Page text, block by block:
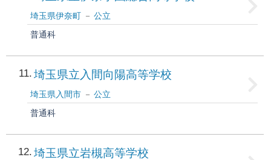
埼玉県伊奈町
公立
普通科
11 埼玉県立入間向陽高等学校
埼玉県入間市
公立
普通科
12 埼玉県立岩槻高等学校